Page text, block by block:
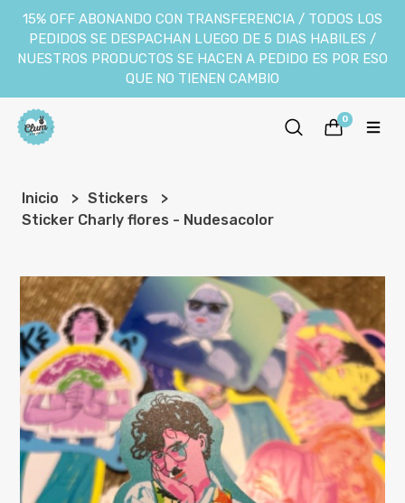
15% OFF ABONANDO CON TRANSFERENCIA / TODOS LOS
PEDIDOS SE DESPACHAN LUEGO DE 5 DIAS HABILES /
NUESTROS PRODUCTOS SE HACEN A PEDIDO ES POR ESO
QUE NO TIENEN CAMBIO
0
Inicio
Stickers
Sticker Charly flores - Nudesacolor